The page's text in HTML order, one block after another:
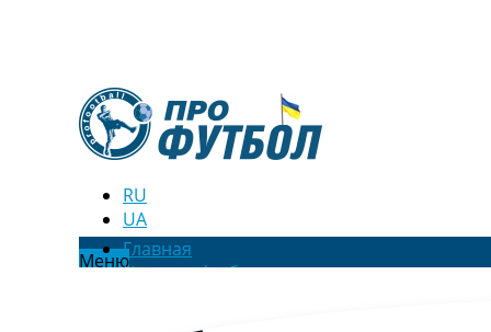
RU
UA
МенюГлавная
Новости футбола